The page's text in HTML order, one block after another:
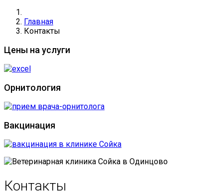
Главная
Контакты
Цены на услуги
Орнитология
Вакцинация
Контакты